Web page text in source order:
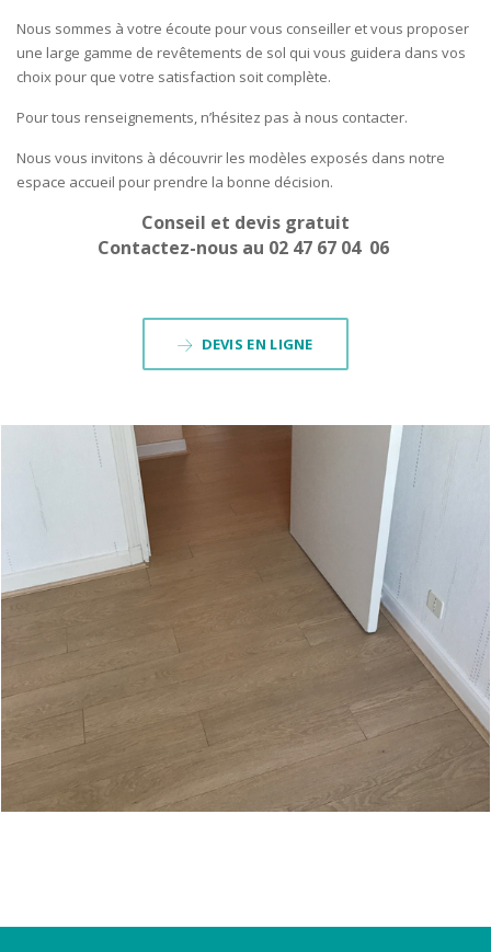
Nous sommes à votre écoute pour vous conseiller et vous proposer
une large gamme de revêtements de sol qui vous guidera dans vos
choix pour que votre satisfaction soit complète.
Pour tous renseignements, n’hésitez pas à nous contacter.
Nous vous invitons à découvrir les modèles exposés dans notre
espace accueil pour prendre la bonne décision.
Conseil et devis gratuit
Contactez-nous au 02 47 67 04 06
DEVIS EN LIGNE